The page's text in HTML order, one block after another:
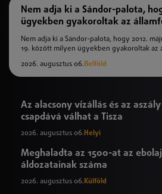
Nem adja ki a Sándor-palota,
ügyekben gyakoroltak az
Nem adja ki a Sándor-palota, hogy 2012.
19. között milyen ügyekben gyakoroltak az
2026. augusztus 06.Belföld
Az alacsony vízállás és az
csapdává válhat a Tisza
2026. augusztus 06. Helyi
Meghaladta az 1500-at az
áldozatainak száma
2026. augusztus 06. Külföld